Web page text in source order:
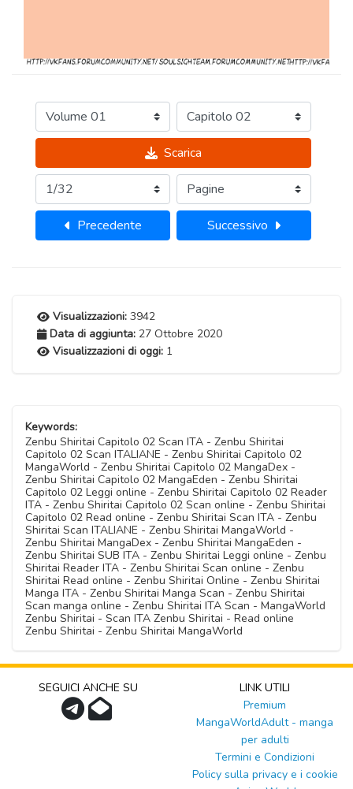
Scarica
Precedente Successivo
Visualizzazioni: 3942
Data di aggiunta: 27 Ottobre 2020
Visualizzazioni di oggi: 1
Keywords:
Zenbu Shiritai Capitolo 02 Scan ITA - Zenbu Shiritai
Capitolo 02 Scan ITALIANE - Zenbu Shiritai Capitolo 02
MangaWorld - Zenbu Shiritai Capitolo 02 MangaDex -
Zenbu Shiritai Capitolo 02 MangaEden - Zenbu Shiritai
Capitolo 02 Leggi online - Zenbu Shiritai Capitolo 02 Reader
ITA - Zenbu Shiritai Capitolo 02 Scan online - Zenbu Shiritai
Capitolo 02 Read online - Zenbu Shiritai Scan ITA - Zenbu
Shiritai Scan ITALIANE - Zenbu Shiritai MangaWorld -
Zenbu Shiritai MangaDex - Zenbu Shiritai MangaEden -
Zenbu Shiritai SUB ITA - Zenbu Shiritai Leggi online - Zenbu
Shiritai Reader ITA - Zenbu Shiritai Scan online - Zenbu
Shiritai Read online - Zenbu Shiritai Online - Zenbu Shiritai
Manga ITA - Zenbu Shiritai Manga Scan - Zenbu Shiritai
Scan manga online - Zenbu Shiritai ITA Scan - MangaWorld
Zenbu Shiritai - Scan ITA Zenbu Shiritai - Read online
Zenbu Shiritai - Zenbu Shiritai MangaWorld
SEGUICI ANCHE SU
LINK UTILI
Premium
MangaWorldAdult - manga
per adulti
Termini e Condizioni
Policy sulla privacy e i cookie